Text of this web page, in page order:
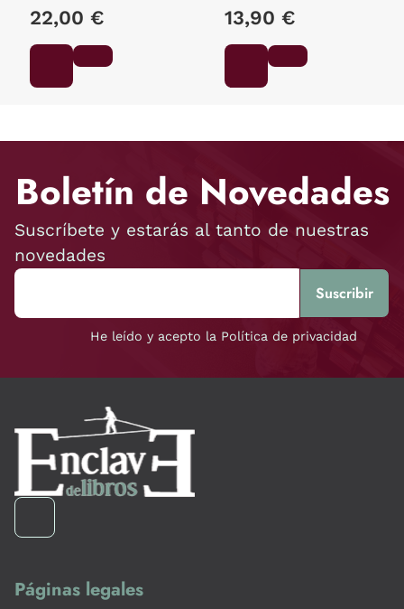
22,00 € 13,90 €
Boletín de Novedades
Suscríbete y estarás al tanto de nuestras
novedades
He leído y acepto la Política de privacidad
Páginas legales